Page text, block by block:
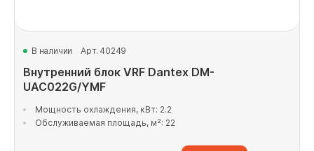
В наличии Арт. 40249
Внутренний блок VRF Dantex DM-
UAC022G/YMF
Мощность охлаждения, кВт: 2.2
Обслуживаемая площадь, м²: 22